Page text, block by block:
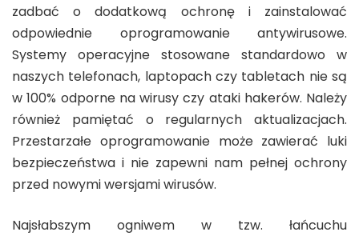
zadbać o dodatkową ochronę i zainstalować
odpowiednie oprogramowanie antywirusowe.
Systemy operacyjne stosowane standardowo w
naszych telefonach, laptopach czy tabletach nie są
w 100% odporne na wirusy czy ataki hakerów. Należy
również pamiętać o regularnych aktualizacjach.
Przestarzałe oprogramowanie może zawierać luki
bezpieczeństwa i nie zapewni nam pełnej ochrony
przed nowymi wersjami wirusów.
Najsłabszym ogniwem w tzw. łańcuchu